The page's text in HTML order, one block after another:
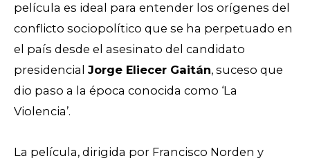
película es ideal para entender los orígenes del
conflicto sociopolítico que se ha perpetuado en
el país desde el asesinato del candidato
presidencial Jorge Eliecer Gaitán, suceso que
dio paso a la época conocida como ‘La
Violencia’.
La película, dirigida por Francisco Norden y